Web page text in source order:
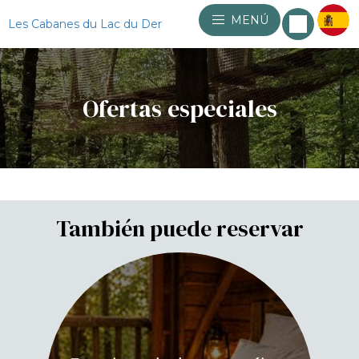
Les Cabanes du Lac du Der MENÚ
Ofertas especiales
También puede reservar